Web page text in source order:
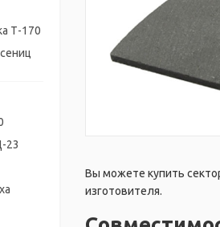
Т-170
23
Вы можете купить
изготовителя.